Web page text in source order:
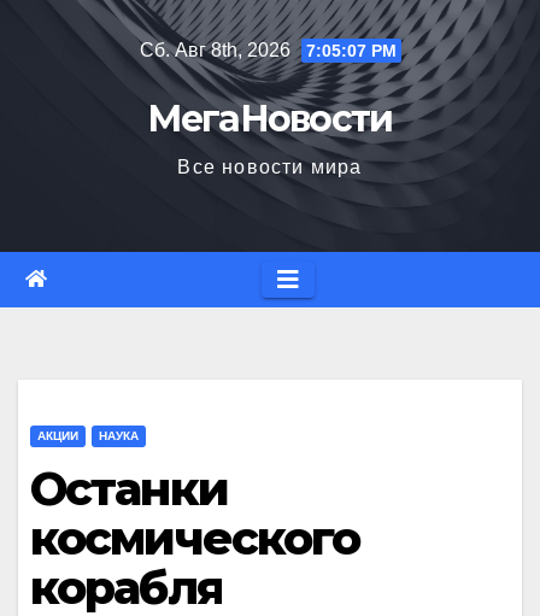
Сб. Авг 8th, 2026 7:05:08 PM
МегаНовости
Все новости мира
АКЦИИ НАУКА
Останки
космического
корабля